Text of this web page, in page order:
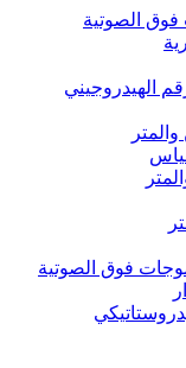
فوق الصوتية
الهيدروجيني
فوق الصوتية